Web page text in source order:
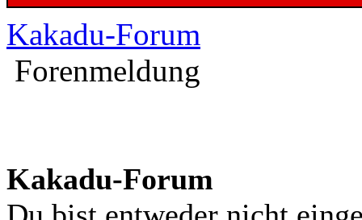
Kakadu-Forum
Forenmeldung
Kakadu-Forum